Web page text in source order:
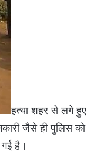
हत्या शहर से लगे हुए
जैसे ही पुलिस को
है।